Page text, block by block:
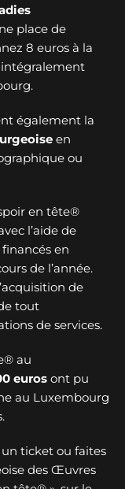
place de
8 euros à la
intégralement
également la
en
ou
en tête®
l’aide de
en
de l’année.
de
tout
de services.
au
euros ont pu
au Luxembourg
un ticket ou faites
des Œuvres